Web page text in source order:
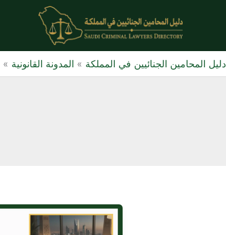
دليل المحامين الجنائيين في المملكة » المدونة القانونية »